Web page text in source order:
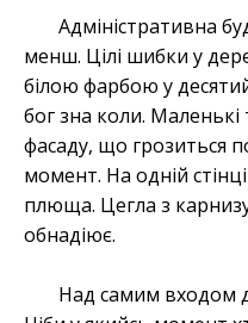
Адміністративна
менш. Цілі шибки у
білою фарбою у
бог зна коли.
фасаду, що грозиться
момент. На одній
плюща. Цегла з
обнадіює.
Над самим входом